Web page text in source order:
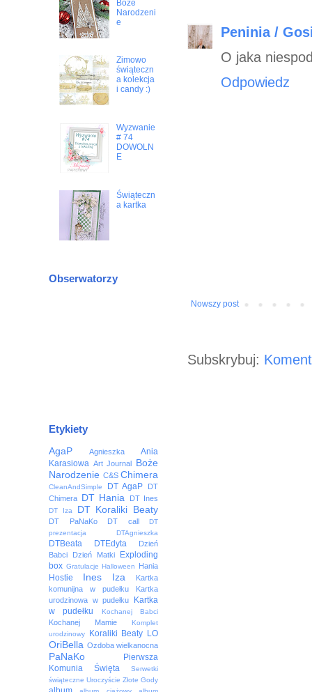
Peninia /
O jaka
Odpowiedz
Nowszy post
Subskrybuj:
Boże
Narodzeni
e
Zimowo
świąteczn
a kolekcja
i candy :)
Wyzwanie
# 74
DOWOLN
E
Świąteczn
a kartka
Obserwatorzy
Etykiety
AgaP Agnieszka
Ania
Karasiowa Art Journal
Boże
Narodzenie C&S Chimera
CleanAndSimple DT AgaP
DT
Chimera DT Hania DT Ines
DT Iza DT Koraliki Beaty
DT PaNaKo DT call
DT
prezentacja
DTAgnieszka
DTBeata DTEdyta
Dzień
Babci
Dzień Matki
Exploding
box Gratulacje Halloween Hania
Hostie Ines Iza
Kartka
komunijna w pudełku
Kartka
urodzinowa w pudełku
Kartka
w pudełku
Kochanej Babci
Kochanej Mamie
Komplet
urodzinowy
Koraliki Beaty LO
OriBella Ozdoba wielkanocna
PaNaKo
Pierwsza
Komunia Święta
Serwetki
świąteczne Uroczyście Złote Gody